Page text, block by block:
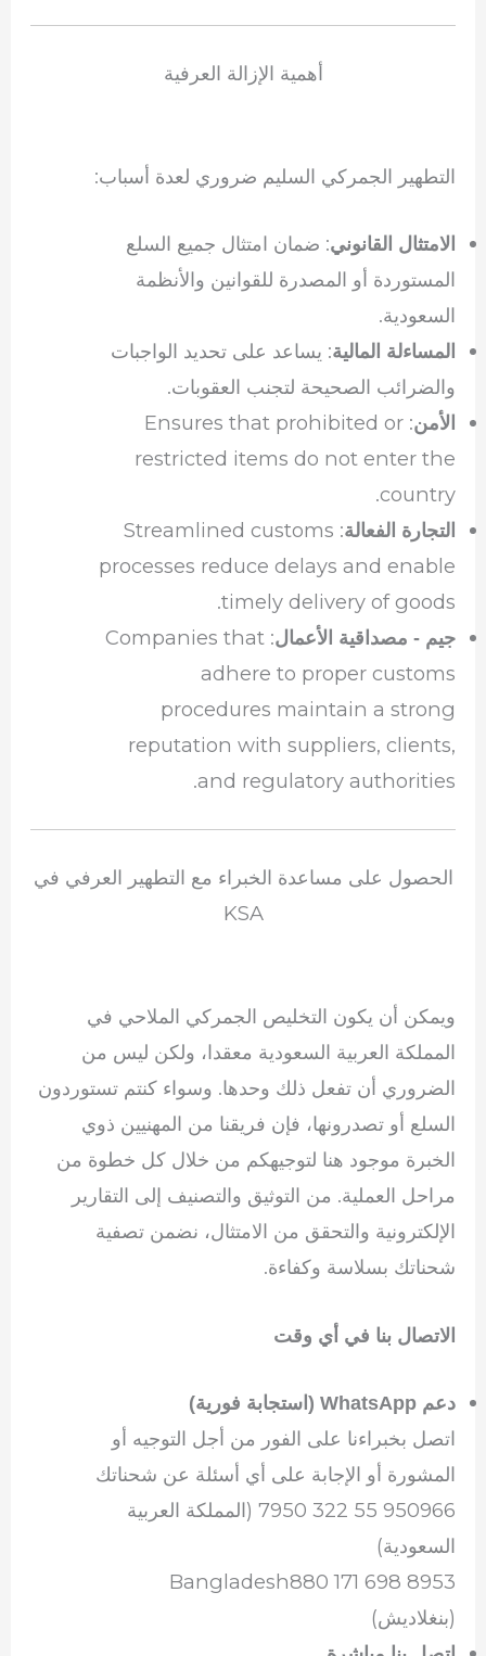
أهمية الإزالة العرفية
التطهير الجمركي السليم ضروري لعدة أسباب:
الامتثال القانوني: ضمان امتثال جميع السلع
المستوردة أو المصدرة للقوانين والأنظمة
السعودية.
المساءلة المالية: يساعد على تحديد الواجبات
والضرائب الصحيحة لتجنب العقوبات.
الأمن : Ensures that prohibited or
restricted items do not enter the
country.
التجارة الفعالة : Streamlined customs
processes reduce delays and enable
timely delivery of goods.
جيم - مصداقية الأعمال : Companies that
adhere to proper customs
procedures maintain a strong
reputation with suppliers, clients,
and regulatory authorities.
الحصول على مساعدة الخبراء مع التطهير العرفي في
KSA
ويمكن أن يكون التخليص الجمركي الملاحي في
المملكة العربية السعودية معقدا، ولكن ليس من
الضروري أن تفعل ذلك وحدها. وسواء كنتم تستوردون
السلع أو تصدرونها، فإن فريقنا من المهنيين ذوي
الخبرة موجود هنا لتوجيهكم من خلال كل خطوة من
مراحل العملية. من التوثيق والتصنيف إلى التقارير
الإلكترونية والتحقق من الامتثال، نضمن تصفية
شحناتك بسلاسة وكفاءة.
الاتصال بنا في أي وقت
دعم WhatsApp (استجابة فورية)
اتصل بخبراءنا على الفور من أجل التوجيه أو
المشورة أو الإجابة على أي أسئلة عن شحناتك
950966 55 322 7950 (المملكة العربية
السعودية)
Bangladesh880 171 698 8953
(بنغلاديش)